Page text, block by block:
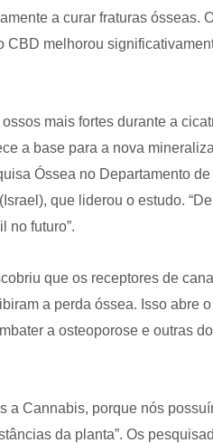
a curar fraturas ósseas.
CBD melhorou
mais fortes durante a
a base para a nova
Óssea no Departamento
que liderou o estudo.
no futuro”.
que os receptores de
a perda óssea. Isso abre
a osteoporose e outras
a Cannabis, porque nós
da planta”. Os
do
resolução
à
CRF-
CRF-
26 de